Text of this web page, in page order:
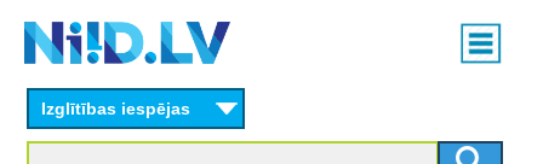
content
Main
menu
Izglītības iespējas